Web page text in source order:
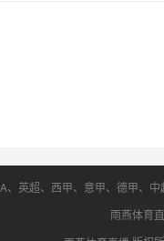
英超、西甲、意甲、德甲、
雨燕体育直